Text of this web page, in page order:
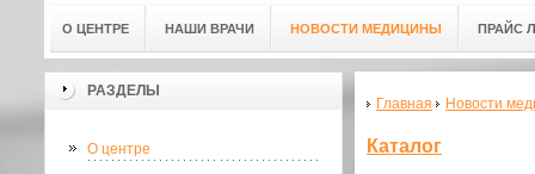
О ЦЕНТРЕ НАШИ ВРАЧИ НОВОСТИ МЕДИЦИНЫ ПРАЙС
РАЗДЕЛЫ
О центре
Главная Новости
Каталог